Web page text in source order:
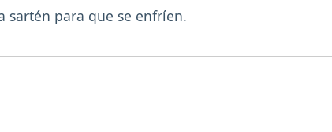
sartén para que se enfríen.